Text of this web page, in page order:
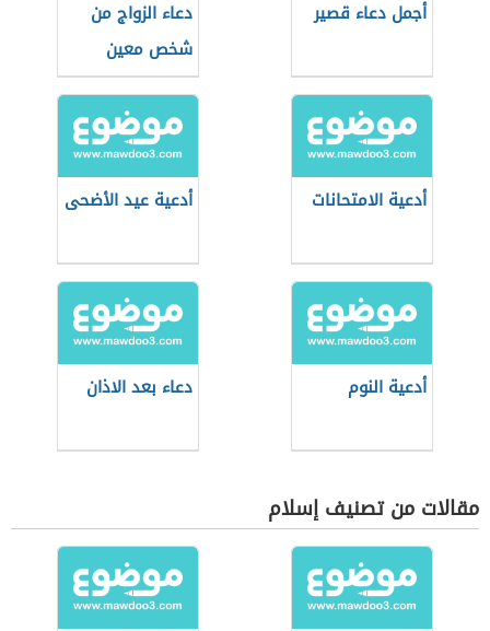
أجمل دعاء قصير
دعاء الزواج من
شخص معين
أدعية الامتحانات أدعية عيد الأضحى
أدعية النوم دعاء بعد الاذان
مقالات من تصنيف إسلام